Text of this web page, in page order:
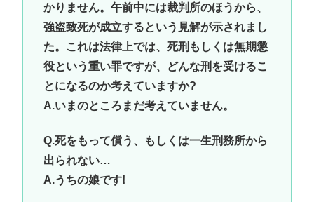
かりません。午前中には裁判所のほうから、
強盗致死が成立するという見解が示されまし
た。これは法律上では、死刑もしくは無期懲
役という重い罪ですが、どんな刑を受けるこ
とになるのか考えていますか?
A.いまのところまだ考えていません。
Q.死をもって償う、もしくは一生刑務所から
出られない…
A.うちの娘です!